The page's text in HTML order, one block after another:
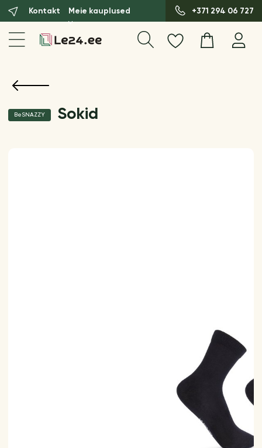
Kontakt Meie kauplused +371 294 06 727
BeSNAZZY Sokid